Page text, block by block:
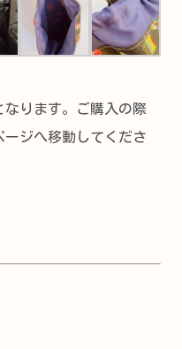
ります。ご購入の際
ージへ移動してくださ